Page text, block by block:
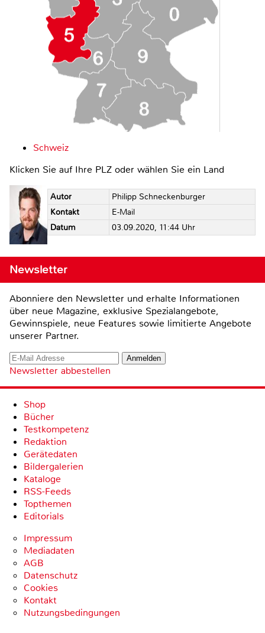
Schweiz
Klicken Sie auf Ihre PLZ oder wählen Sie ein Land
Autor
Philipp Schneckenburger
Kontakt
E-Mail
Datum
03.09.2020, 11:44 Uhr
Newsletter
Abonniere den Newsletter und erhalte Informationen
über neue Magazine, exklusive Spezialangebote,
Gewinnspiele, neue Features sowie limitierte Angebote
unserer Partner.
Newsletter abbestellen
Shop
Bücher
Testkompetenz
Redaktion
Gerätedaten
Bildergalerien
Kataloge
RSS-Feeds
Topthemen
Editorials
Impressum
Mediadaten
AGB
Datenschutz
Cookies
Kontakt
Nutzungsbedingungen